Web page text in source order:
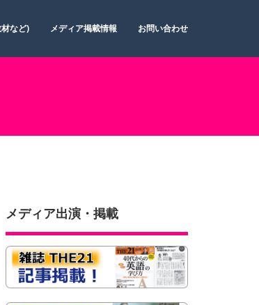
など) メディア掲載情報 お問い合わせ
メディア出演・掲載